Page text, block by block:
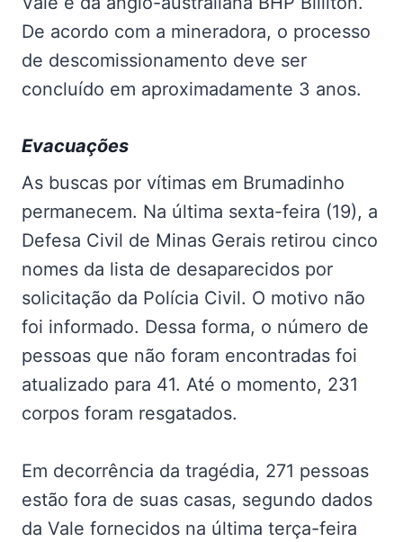
De acordo com a mineradora, o processo
de descomissionamento deve ser
concluído em aproximadamente 3 anos.
Evacuações
As buscas por vítimas em Brumadinho
permanecem. Na última sexta-feira (19), a
Defesa Civil de Minas Gerais retirou cinco
nomes da lista de desaparecidos por
solicitação da Polícia Civil. O motivo não
foi informado. Dessa forma, o número de
pessoas que não foram encontradas foi
atualizado para 41. Até o momento, 231
corpos foram resgatados.
Em decorrência da tragédia, 271 pessoas
estão fora de suas casas, segundo dados
da Vale fornecidos na última terça-feira